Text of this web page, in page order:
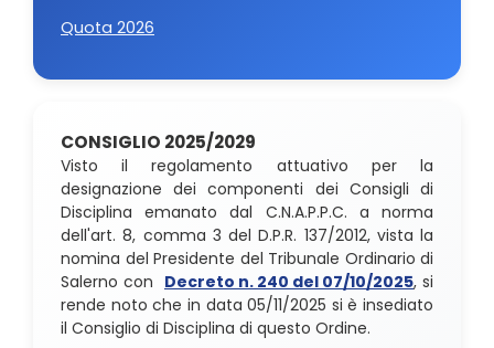
Quota 2026
CONSIGLIO 2025/2029
Visto il regolamento attuativo per la
designazione dei componenti dei Consigli di
Disciplina emanato dal C.N.A.P.P.C. a norma
dell'art. 8, comma 3 del D.P.R. 137/2012, vista la
nomina del Presidente del Tribunale Ordinario di
Salerno con Decreto n. 240 del 07/10/2025, si
rende noto che in data 05/11/2025 si è insediato
il Consiglio di Disciplina di questo Ordine.